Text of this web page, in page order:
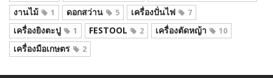
งานไม้ 1 ดอกสว่าน 5 เครื่องปั่นไฟ 7
เครื่องยิงตะปู 1 FESTOOL 2 เครื่องตัดหญ้า 10
เครื่องมือเกษตร 2